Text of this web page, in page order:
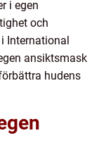
i egen
och
International
ansiktsmask
hudens